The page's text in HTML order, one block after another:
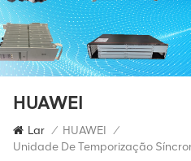
HUAWEI
Lar / HUAWEI /